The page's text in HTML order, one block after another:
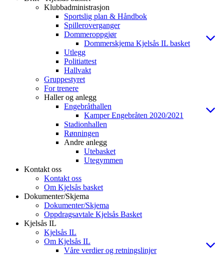
Klubbadministrasjon
Sportslig plan & Håndbok
Spilleroverganger
Dommeroppgjør
Dommerskjema Kjelsås IL basket
Utlegg
Politiattest
Hallvakt
Gruppestyret
For trenere
Haller og anlegg
Engebråthallen
Kamper Engebråten 2020/2021
Stadionhallen
Rønningen
Andre anlegg
Utebasket
Utegymmen
Kontakt oss
Kontakt oss
Om Kjelsås basket
Dokumenter/Skjema
Dokumenter/Skjema
Oppdragsavtale Kjelsås Basket
Kjelsås IL
Kjelsås IL
Om Kjelsås IL
Våre verdier og retningslinjer